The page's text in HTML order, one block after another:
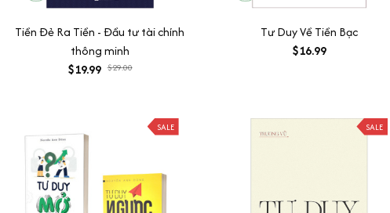
Tiền Đẻ Ra Tiền - Đầu tư tài chính
thông minh
$19.99 $29.00
Tư Duy Về Tiền Bạc
$16.99
SALE SALE